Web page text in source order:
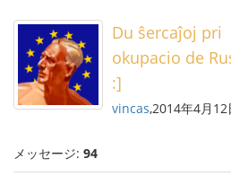
Du ŝercaĵoj pri
okupacio de
:]
vincas,2014年4月12
メッセージ: 94